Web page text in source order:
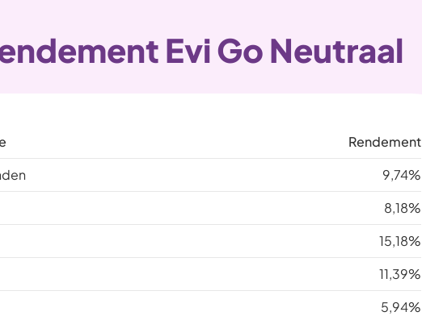
Evi Go Neutraal
Rendement
9,74%
8,18%
15,18%
11,39%
5,94%